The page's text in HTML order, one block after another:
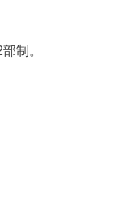
制。